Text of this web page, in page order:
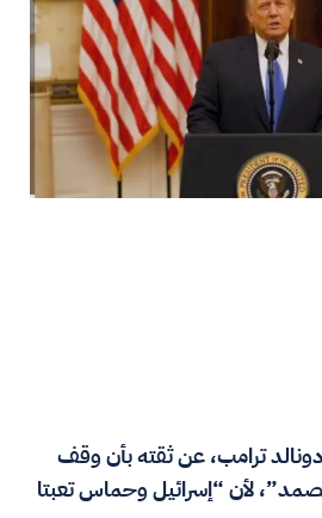
ترامب، عن ثقته بأن وقف
لأن “إسرائيل وحماس تعبتا